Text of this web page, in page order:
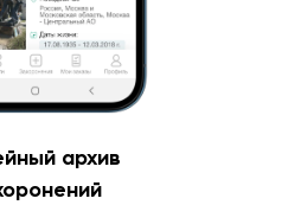
архив